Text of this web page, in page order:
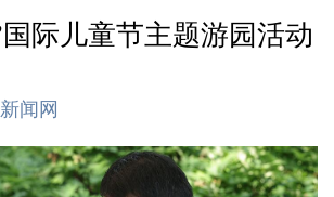
际儿童节主题游园活动
闻网